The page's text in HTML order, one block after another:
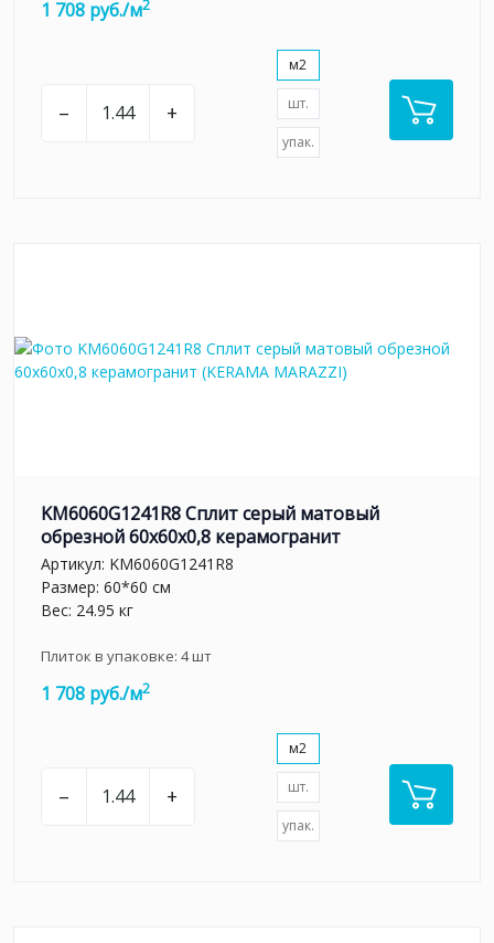
1 708 руб./м2
– +
м2
шт.
упак.
KM6060G1241R8 Сплит серый матовый
обрезной 60x60x0,8 керамогранит
Артикул: KM6060G1241R8
Размер: 60*60 см
Вес: 24.95 кг
Плиток в упаковке: 4шт
1 708 руб./м2
– +
м2
шт.
упак.